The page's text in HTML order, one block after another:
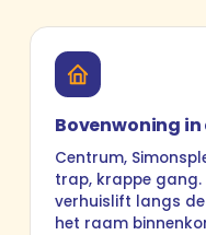
Bovenwoning
Centrum,
trap, krappe
verhuislift langs
het raam